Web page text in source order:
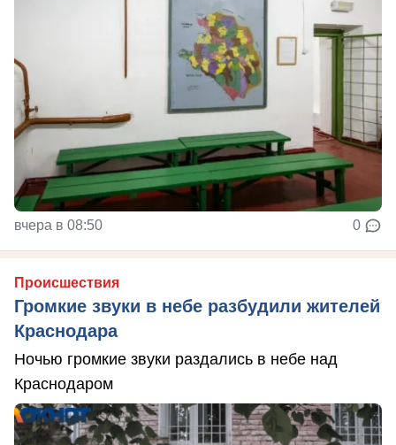
вчера в 08:50 0
Происшествия
Громкие звуки в небе разбудили жителей
Краснодара
Ночью громкие звуки раздались в небе над
Краснодаром